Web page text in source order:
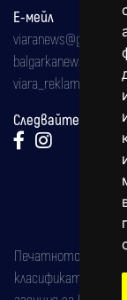
Е-мейл
Следвайте ни:
Печатното издание
класификатор на